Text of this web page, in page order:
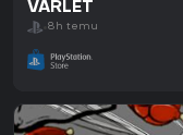
VARLET
8h temu